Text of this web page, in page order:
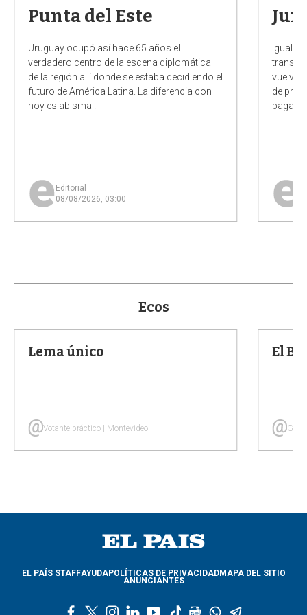
Punta del Este
Uruguay ocupó así hace 65 años el
verdadero centro de la escena diplomática
de la región allí donde se estaba decidiendo el
futuro de América Latina. La diferencia con
hoy es abismal.
Editorial
08/08/2026, 03:00
Igual a
vuelve
de
Ecos
Lema único
Votante práctico | Montevideo
El
Goy
EL PAÍS STAFFAYUDAPOLÍTICAS DE PRIVACIDADMAPA DEL SITIO
ANUNCIANTES
l y t g w